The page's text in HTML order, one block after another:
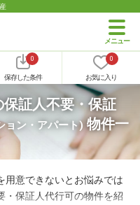
0
保存した条件
0
お気に入り
証人不要・保証
ョン・アパート)物件一
用意できないとお悩みでは
・保証人代行可の物件を紹